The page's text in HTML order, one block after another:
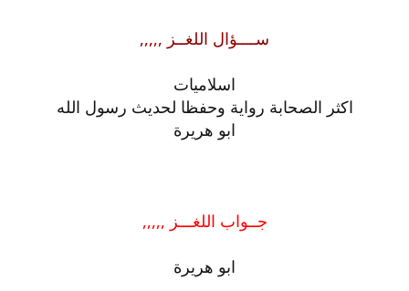
ســــؤال اللغــز ,,,,,
اسلاميات
اكثر الصحابة رواية وحفظا لحديث رسول الله
ابو هريرة
جــواب اللغـــز ,,,,,
ابو هريرة